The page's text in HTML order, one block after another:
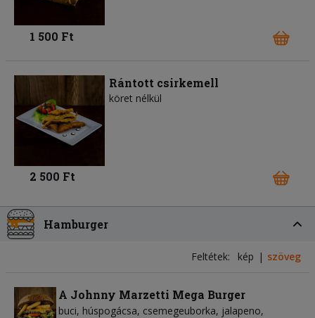
1 500 Ft
Rántott csirkemell
köret nélkül
2 500 Ft
Hamburger
Feltétek: kép szöveg
A Johnny Marzetti Mega Burger
buci húspogácsa csemegeuborka jalapeno